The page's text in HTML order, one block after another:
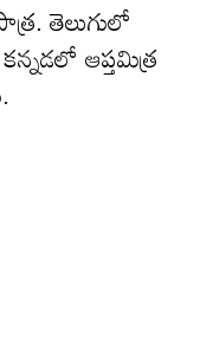
తెలుగులో
ఆప్తమిత్ర